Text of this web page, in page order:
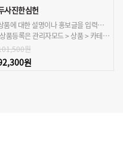
사진한심헌
상품에 대한 설명이나 홍보글을 입력해주세요.
품등록은 관리자모드 > 상품 > 카테고리/상품관리 > 상품등록 가능)
원
원